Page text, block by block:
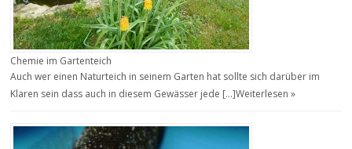
Chemie im Gartenteich
Auch wer einen Naturteich in seinem Garten hat sollte sich darüber im
Klaren sein dass auch in diesem Gewässer jede […]Weiterlesen »